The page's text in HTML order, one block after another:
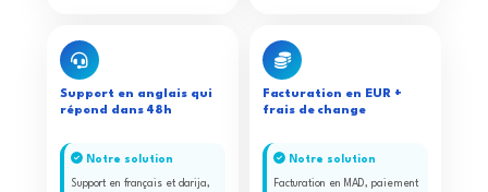
Support en anglais qui
répond dans 48h
Notre solution
Support en français et darija,
Facturation en EUR +
frais de change
Notre solution
Facturation en MAD, paiement